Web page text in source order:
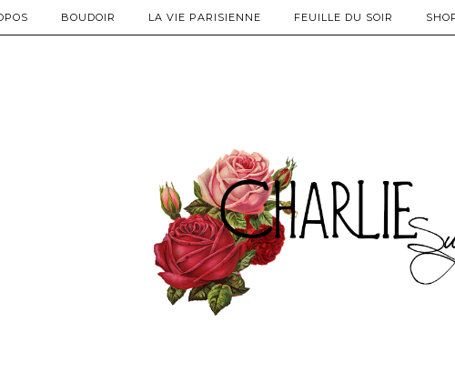
BOUDOIR LA VIE PARISIENNE FEUILLE DU SOIR